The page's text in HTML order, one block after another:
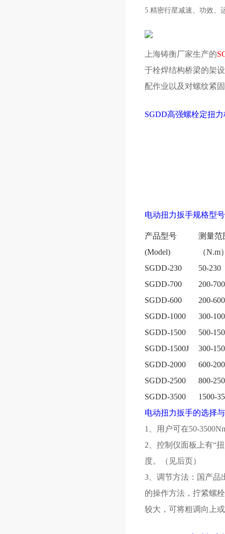
5.精密行星减速、功效、
上海铸衡厂家生产的
于栓焊结构桥梁的架
配作业以及对螺纹紧
SGDD高强螺栓定扭
电动扭力扳手规格型号
产品型号
(Model)
测量范
（N.m
SGDD-230
50-230
SGDD-700
200-700
SGDD-600
200-600
SGDD-1000
300-
SGDD-1500
500-
SGDD-1500J
300-
SGDD-2000
600-
SGDD-2500
800-
SGDD-3500
1500-
电动扭力扳手的选择
1、用户可在50-
2、控制仪面板上有“
度。（见后页）
3、调节方法：国产品
的操作方法，拧紧螺
较大，可将粗调向上